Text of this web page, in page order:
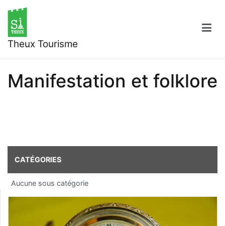
contenu
Theux Tourisme
Manifestation et folklore
CATÉGORIES
Aucune sous catégorie